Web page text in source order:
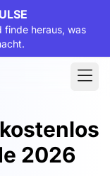
finde heraus, was
2026